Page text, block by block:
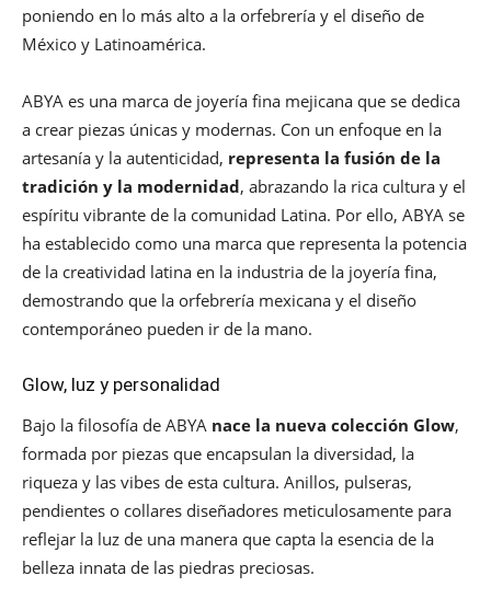
poniendo en lo más alto a la orfebrería y el diseño de
México y Latinoamérica.
ABYA es una marca de joyería fina mejicana que se dedica
a crear piezas únicas y modernas. Con un enfoque en la
artesanía y la autenticidad, representa la fusión de la
tradición y la modernidad, abrazando la rica cultura y el
espíritu vibrante de la comunidad Latina. Por ello, ABYA se
ha establecido como una marca que representa la potencia
de la creatividad latina en la industria de la joyería fina,
demostrando que la orfebrería mexicana y el diseño
contemporáneo pueden ir de la mano.
Glow, luz y personalidad
Bajo la filosofía de ABYA nace la nueva colección Glow,
formada por piezas que encapsulan la diversidad, la
riqueza y las vibes de esta cultura. Anillos, pulseras,
pendientes o collares diseñadores meticulosamente para
reflejar la luz de una manera que capta la esencia de la
belleza innata de las piedras preciosas.